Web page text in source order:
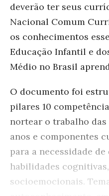
deverão ter seus
Nacional Comum
os conhecimentos
Educação Infantil e
Médio no Brasil
O documento foi
pilares 10
nortear o trabalho das
anos e componentes
para a necessidade
habilidades
socioemocionais.